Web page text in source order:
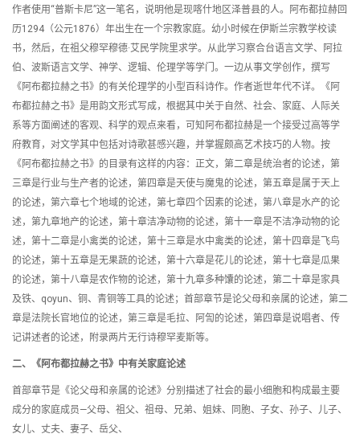
作者使用“普斯卡尼”这一笔名，说明他是现喀什地区泽普县的人。阿布都拉赫回
历1294（公元1876）年出生在一个宗教家庭。幼小时候在伊斯兰宗教学校读
书，然后，在祖父穆罕穆德·艾民学院里求学。从此学习察合台语言文学、阿拉
伯、波斯语言文学、神学、逻辑、伦理学等学门。一边从事文学创作，撰写
《阿布都拉赫之书》的有关伦理学的小型百科诗作。作者逝世年代不详。《阿
布都拉赫之书》是用韵文形式写成，根据其中关于自然、社会、家庭、人际关
系等方面阐述的客观、科学的观点来看，可知阿布都拉赫是一个接受过高等学
府教育，对文学其中包括对诗歌甚感兴趣，并掌握颇高艺术技巧的人物。按
《阿布都拉赫之书》的目录有这样的内容：正文，第二章是统治者的论述，第
三章是行业与生产者的论述，第四章是天使与魔鬼的论述，第五章是属于天上
的论述，第六章七个地域的论述，第七章四个因素的论述，第八章是水产的论
述，第九章地产的论述，第十章洁净动物的论述，第十一章是不洁净动物的论
述，第十二章是小禽类的论述，第十三章是水中禽类的论述，第十四章是飞鸟
的论述，第十五章是无果蔬的论述，第十六章是花儿的论述，第十七章是瓜果
的论述，第十八章是农作物的论述，第十九章多种馕的论述，第二十章是家具
及铁、qoyun、铜、青铜等工具的论述；首部章节是论父母和亲属的论述，第二
章是法院长官地位的论述，第三章是毛拉、阿訇的论述，第四章是说唱者、传
记讲述者的论述，附录两片无行诗穆罕麦斯等。
二、《阿布都拉赫之书》中有关家庭论述
首部章节是《论父母和亲属的论述》分别描述了社会的最小细胞和构成最主要
成分的家庭成员—父母、祖父、祖母、兄弟、姐妹、同胞、子女、孙子、儿子、
女儿、丈夫、妻子、岳父、